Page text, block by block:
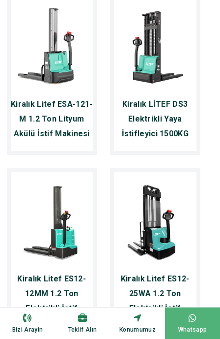
Kiralık Litef ESA-121-
M 1.2 Ton Lityum
Akülü İstif Makinesi
Kiralık LİTEF DS3
Elektrikli Yaya
İstifleyici 1500KG
Kiralık Litef ES12-
12MM 1.2 Ton
Elektrikli İstif
Kiralık Litef ES12-
25WA 1.2 Ton
Elektrikli İstif
Makinesi
Bizi Arayin Teklif Alın Konumumuz Whatsapp